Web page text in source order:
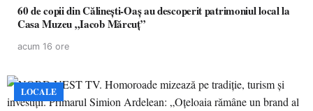
60 de copii din Călinești-Oaș au descoperit patrimoniul local la
Casa Muzeu „Iacob Mărcuț”
acum 16 ore
LOCALE